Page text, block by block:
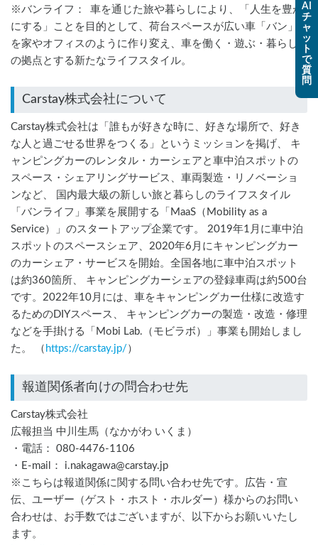
※バンライフ：	車を通じた旅や暮らしにより、「人生を豊か
にする」ことを目的として、荷台スペースが広い車「バン」
を家やオフィスのように作り変え、車を働く・遊ぶ・暮らし
の拠点とする新たなライフスタイル。
Carstay株式会社について
Carstay株式会社は「誰もが好きな時に、好きな場所で、好き
な人と過ごせる世界をつくる」というミッションを掲げ、 キ
ャンピングカーのレンタル・カーシェアと車中泊スポットの
スペース・シェアリングサービス、車両製造・リノベーショ
ンなど、 国内最大級の新しい旅と暮らしのライフスタイル
「バンライフ」事業を展開する「MaaS（Mobility as a
Service）」のスタートアップ企業です。 2019年1月に車中泊
スポットのスペースシェア、2020年6月にキャンピングカー
のカーシェア・サービスを開始。全国各地に車中泊スポット
は約360箇所、 キャンピングカーシェアの登録車両は約500台
です。2022年10月には、車をキャンピングカー仕様に改造す
るためのDIYスペース、 キャンピングカーの製造・改造・修理
などを手掛ける「Mobi Lab.（モビラボ）」事業も開始しまし
た。 （ https://carstay.jp/ ）
報道関係者向けの問合わせ先
Carstay株式会社
広報担当 中川生馬（なかがわ いくま）
・電話： 080-4476-1106
・E-mail： i.nakagawa@carstay.jp
※こちらは報道関係に関する問い合わせ先です。広告・宣
伝、ユーザー（ゲスト・ホスト・ホルダー）様からのお問い
合わせは、お手数ではございますが、以下からお願いいたし
ます。
AI
チ
ャ
ッ
ト
で
質
問